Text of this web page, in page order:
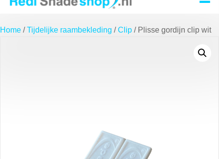
Home /Tijdelijke raambekleding /Clip / Plisse gordijn clip wit